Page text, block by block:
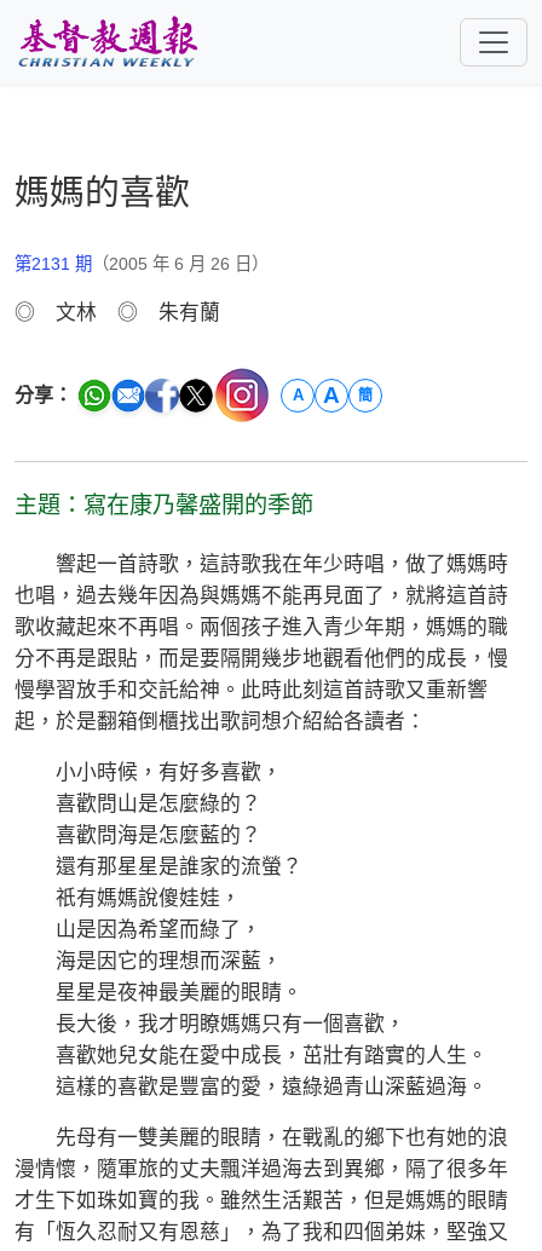
媽媽的喜歡
第2131 期 （2005 年 6 月 26 日）
◎ 文林 ◎ 朱有蘭
分享： A A 簡
主題：寫在康乃馨盛開的季節
響起一首詩歌，這詩歌我在年少時唱，做了媽媽時
也唱，過去幾年因為與媽媽不能再見面了，就將這首詩
歌收藏起來不再唱。兩個孩子進入青少年期，媽媽的職
分不再是跟貼，而是要隔開幾步地觀看他們的成長，慢
慢學習放手和交託給神。此時此刻這首詩歌又重新響
起，於是翻箱倒櫃找出歌詞想介紹給各讀者：
小小時候，有好多喜歡，
喜歡問山是怎麼綠的？
喜歡問海是怎麼藍的？
還有那星星是誰家的流螢？
祇有媽媽說傻娃娃，
山是因為希望而綠了，
海是因它的理想而深藍，
星星是夜神最美麗的眼睛。
長大後，我才明瞭媽媽只有一個喜歡，
喜歡她兒女能在愛中成長，茁壯有踏實的人生。
這樣的喜歡是豐富的愛，遠綠過青山深藍過海。
先母有一雙美麗的眼睛，在戰亂的鄉下也有她的浪
漫情懷，隨軍旅的丈夫飄洋過海去到異鄉，隔了很多年
才生下如珠如寶的我。雖然生活艱苦，但是媽媽的眼睛
有「恆久忍耐又有恩慈」，為了我和四個弟妹，堅強又